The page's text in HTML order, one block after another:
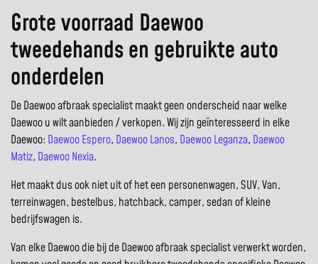
Grote voorraad Daewoo
tweedehands en gebruikte auto
onderdelen
De Daewoo afbraak specialist maakt geen onderscheid naar welke
Daewoo u wilt aanbieden / verkopen. Wij zijn geïnteresseerd in elke
Daewoo: Daewoo Espero, Daewoo Lanos, Daewoo Leganza, Daewoo
Matiz, Daewoo Nexia.
Het maakt dus ook niet uit of het een personenwagen, SUV, Van,
terreinwagen, bestelbus, hatchback, camper, sedan of kleine
bedrijfswagen is.
Van elke Daewoo die bij de Daewoo afbraak specialist verwerkt worden,